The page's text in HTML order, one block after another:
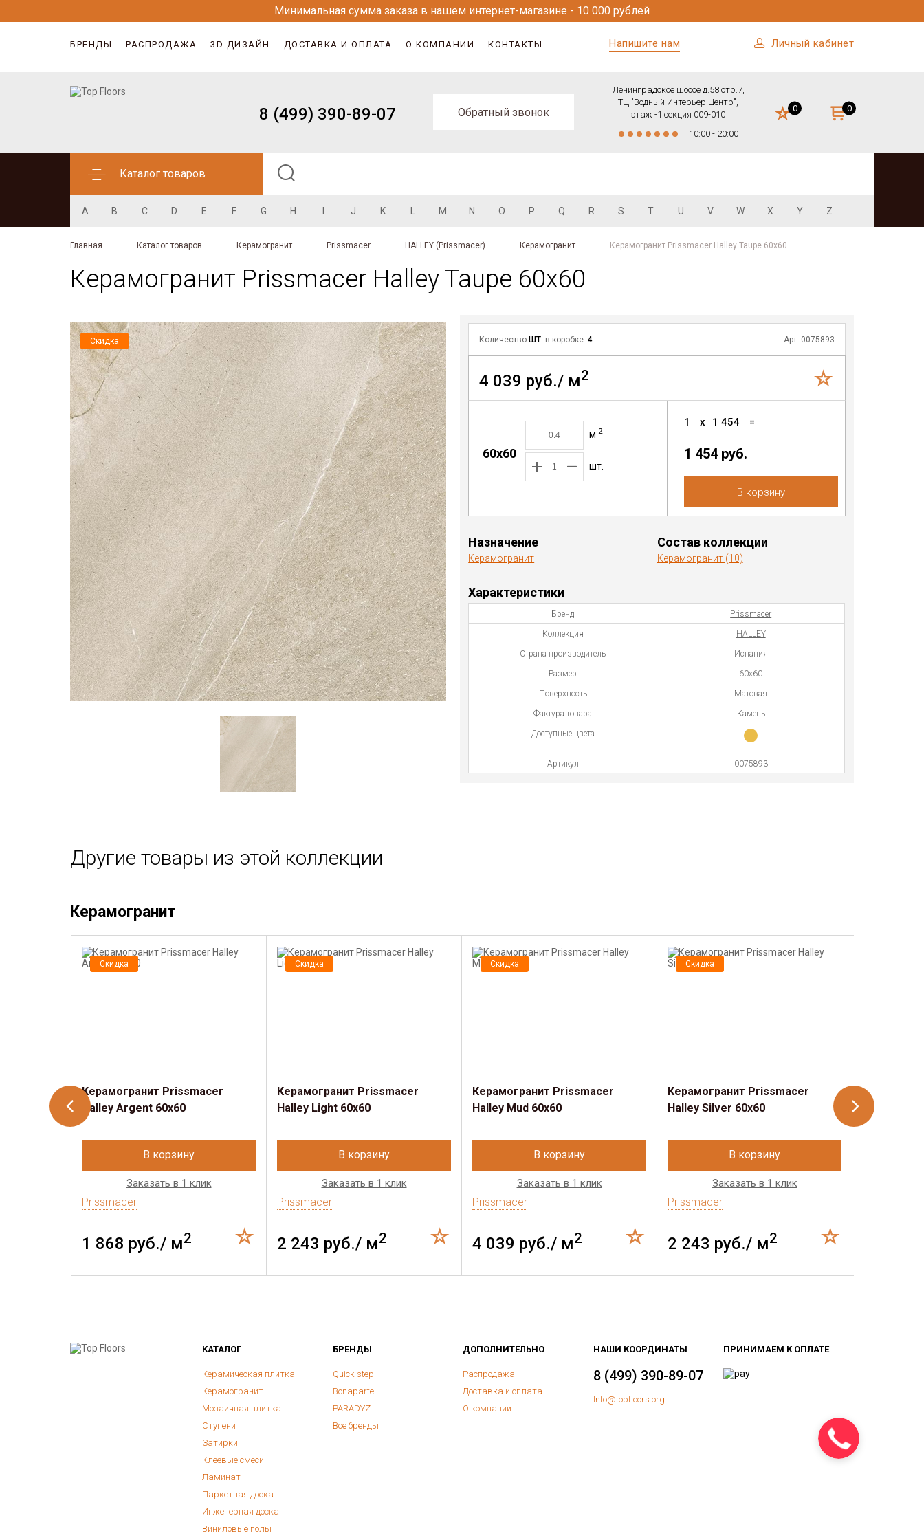
Минимальная сумма заказа в нашем интернет-магазине - 10 000 рублей
БРЕНДЫ РАСПРОДАЖА 3D ДИЗАЙН ДОСТАВКА И ОПЛАТА О КОМПАНИИ КОНТАКТЫ Напишите нам Личный кабинет
8 (499) 390-89-07 Обратный звонок
Ленинградское шоссе д.58 стр.7,
ТЦ "Водный Интерьер Центр",
этаж -1 секция 009-010
10:00 - 20:00
0 0
Каталог товаров
A B C D E F G H J K M N O P Q R S T U V W X Y Z
Главная Каталог товаров Керамогранит Prissmacer HALLEY (Prissmacer) Керамогранит Керамогранит Prissmacer Halley Taupe 60x60
Керамогранит Prissmacer Halley Taupe 60x60
Скидка Количество ШТ. в коробке:4 Арт. 0075893
4 039 руб./ м2
60x60
м 2
шт.
1 x 1 454 =
1 454 руб.
В корзину
Назначение
Керамогранит
Состав коллекции
Керамогранит (10)
Характеристики
Бренд Prissmacer
Коллекция HALLEY
Страна производитель Испания
Размер 60x60
Поверхность Матовая
Фактура товара Камень
Доступные цвета
Артикул 0075893
Другие товары из этой коллекции
Керамогранит
Скидка
Керамогранит Prissmacer
Halley Argent 60x60
В корзину
Заказать в 1 клик
Prissmacer
1 868 руб./ м2
Скидка
Керамогранит Prissmacer
Halley Light 60x60
В корзину
Заказать в 1 клик
Prissmacer
2 243 руб./ м2
Скидка
Керамогранит Prissmacer
Halley Mud 60x60
В корзину
Заказать в 1 клик
Prissmacer
4 039 руб./ м2
Скидка
Керамогранит Prissmacer
Halley Silver 60x60
В корзину
Заказать в 1 клик
Prissmacer
2 243 руб./ м2
Halley
КАТАЛОГ
Керамическая плитка
Керамогранит
Мозаичная плитка
Ступени
Затирки
Клеевые смеси
Ламинат
Паркетная доска
Инженерная доска
Виниловые полы
БРЕНДЫ
Quick-step
Bonaparte
PARADYZ
Все бренды
ДОПОЛНИТЕЛЬНО
Распродажа
Доставка и оплата
О компании
НАШИ КООРДИНАТЫ
8 (499) 390-89-07
Info@topfloors.org
ПРИНИМАЕМ К ОПЛАТЕ